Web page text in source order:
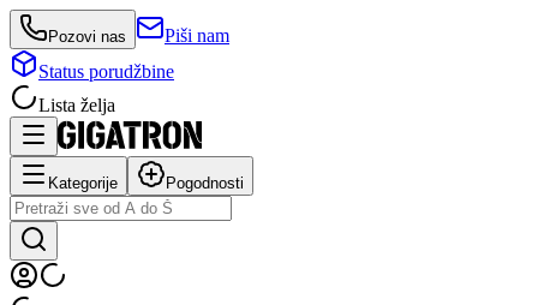
Pozovi nas
Piši nam
Status porudžbine
Lista želja
Kategorije Pogodnosti